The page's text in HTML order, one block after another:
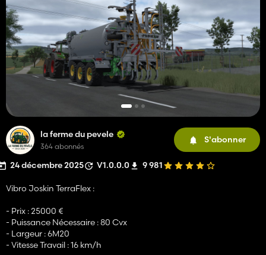
la ferme du pevele
364 abonnés
S'abonner
24 décembre 2025 V1.0.0.0 9 981
Vibro Joskin TerraFlex :
- Prix : 25000 €
- Puissance Nécessaire : 80 Cvx
- Largeur : 6M20
- Vitesse Travail : 16 km/h